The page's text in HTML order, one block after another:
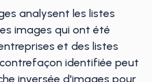
analysent les listes
images qui ont été
et des listes
identifiée peut
inversée d'images pour